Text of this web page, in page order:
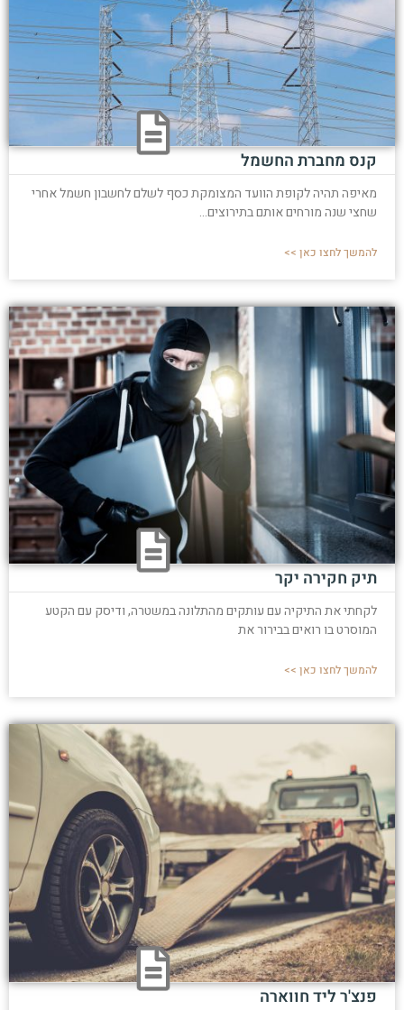
קנס מחברת החשמל
מאיפה תהיה לקופת הוועד המצומקת כסף לשלם לחשבון חשמל אחרי
שחצי שנה מורחים אותם בתירוצים...
להמשך לחצו כאן >>
תיק חקירה יקר
לקחתי את התיקיה עם עותקים מהתלונה במשטרה, ודיסק עם הקטע
המוסרט בו רואים בבירור את
להמשך לחצו כאן >>
פנצ'ר ליד חווארה